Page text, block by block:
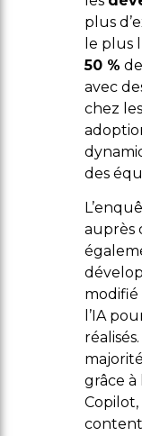
plus
le plus
50 %
avec
chez
des
auprès
modifié
l’IA
grâce à
Copilot,